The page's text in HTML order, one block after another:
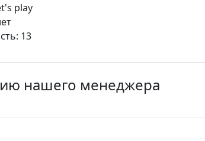
play
13
нашего менеджера